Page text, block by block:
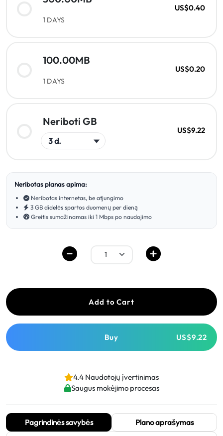
1 DAYS
US$0.40
100.00MB
1 DAYS
US$0.20
Neriboti GB
US$9.22
Neribotas planas apima:
Neribotas internetas, be atjungimo
3 GB didelės spartos duomenų per dieną
Greitis sumažinamas iki 1 Mbps po naudojimo
Add to Cart
Buy US$9.22
4.4 Naudotojų įvertinimas
Saugus mokėjimo procesas
Pagrindinės savybės
Plano aprašymas